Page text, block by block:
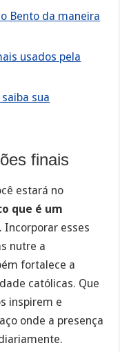
Bento da maneira
usados pela
sua
finais
estará no
que é um
. Incorporar esses
nutre a
fortalece a
católicas. Que
inspirem e
onde a presença